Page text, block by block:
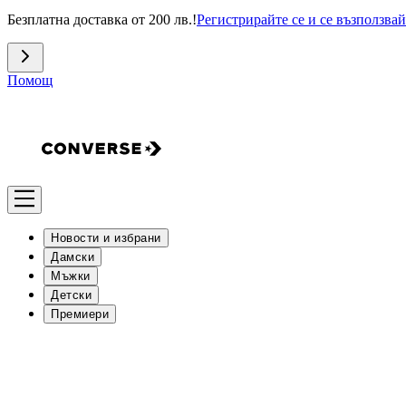
Безплатна доставка от 200 лв.!Регистрирайте се и се
Помощ
Новости и избрани
Дамски
Мъжки
Детски
Премиери